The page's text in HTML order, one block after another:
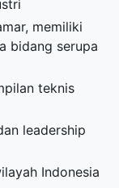
memiliki
bidang serupa
teknis
leadership
Indonesia